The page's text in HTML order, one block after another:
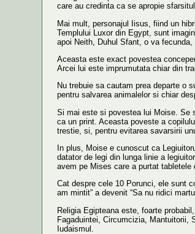
care au credinta ca se apropie
Mai mult, personajul Iisus, fiind un
Templului Luxor din Egypt, sunt
apoi Neith, Duhul Sfant, o va
Aceasta este exact povestea
Arcei lui este imprumutata chiar din
Nu trebuie sa cautam prea departe o
pentru salvarea animalelor si chiar
Si mai este si povestea lui Moise. Se
ca un print. Aceasta poveste a
trestie, si, pentru evitarea savarsirii
In plus, Moise e cunoscut ca
datator de legi din lunga linie a
avem pe Mises care a purtat
Cat despre cele 10 Porunci, ele sunt
am mintit” a devenit “Sa nu ridici
Religia Egipteana este, foarte
Fagaduintei, Circumcizia, Mantuitorii,
Iudaismul.